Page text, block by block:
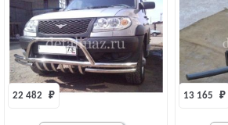
22 482 ₽ 13 165 ₽